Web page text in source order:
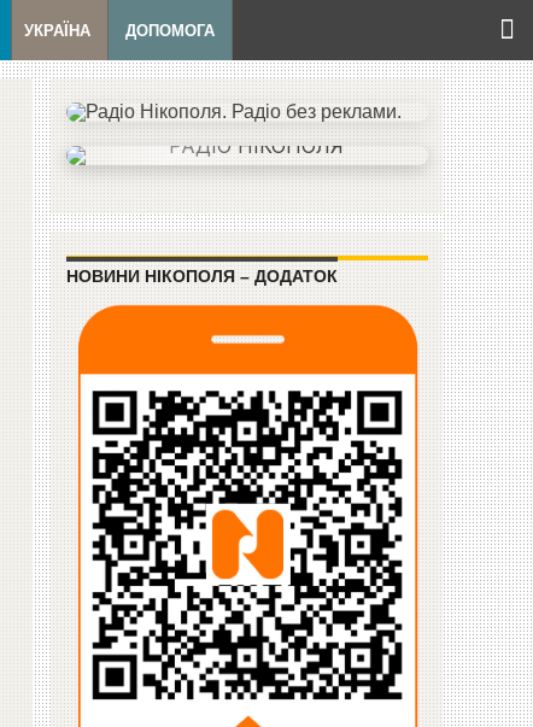
УКРАЇНА ДОПОМОГА
НОВИНИ НІКОПОЛЯ – ДОДАТОК